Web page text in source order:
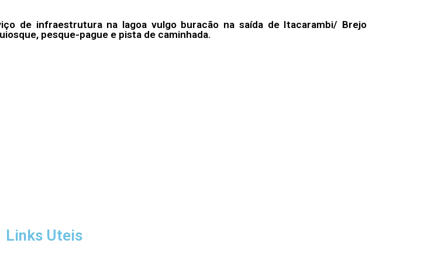
de infraestrutura na lagoa vulgo buracão na saída de Itacarambi/ Brejo
pesque-pague e pista de caminhada.
Links Uteis